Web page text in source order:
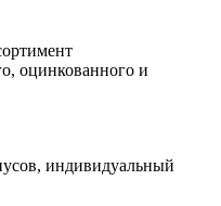
оцинкованного и
индивидуальный